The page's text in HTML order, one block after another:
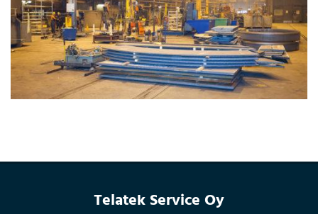
Telatek Service Oy